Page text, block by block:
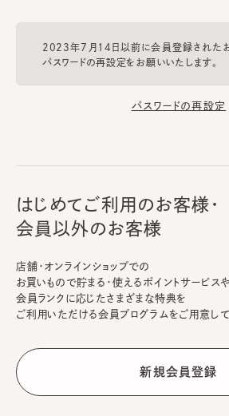
2023年7月14日以前に会員登録された
パスワードの再設定をお願いいたします。
パスワードの再設定
はじめてご利用のお客様・
会員以外のお客様
店舗・オンラインショップでの
お買いもので貯まる・使えるポイントサービスや
会員ランクに応じたさまざまな特典を
ご利用いただける会員プログラムをご用意して